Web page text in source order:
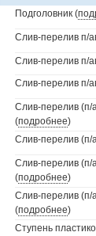
Подголовник (
Слив-перелив п/
Слив-перелив п/
Слив-перелив п/
Слив-перелив (п/
(подробнее)
Слив-перелив (п/
Слив-перелив (п/
(подробнее)
Слив-перелив (п/
(подробнее)
Ступень